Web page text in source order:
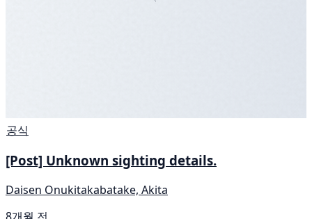
공식
[Post] Unknown sighting details.
Daisen Onukitakabatake, Akita